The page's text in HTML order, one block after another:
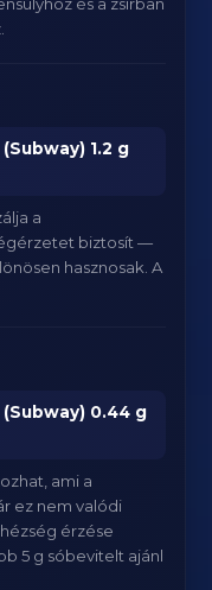
1.2 g
a
biztosít —
hasznosak. A
0.44 g
ami a
ez nem valódi
érzése
5 g sóbevitelt ajánl